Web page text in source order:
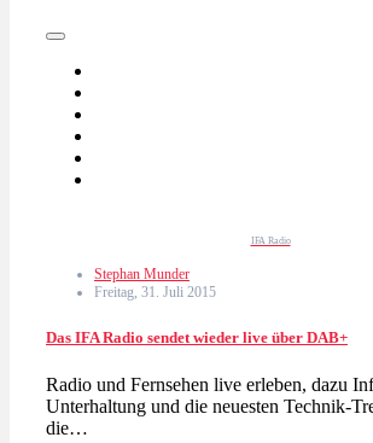
IFA Radio
Stephan Munder
Freitag, 31. Juli 2015
Das IFA Radio sendet wieder live über DAB+
Radio und Fernsehen live erleben, dazu
Unterhaltung und die neuesten Technik-
die…